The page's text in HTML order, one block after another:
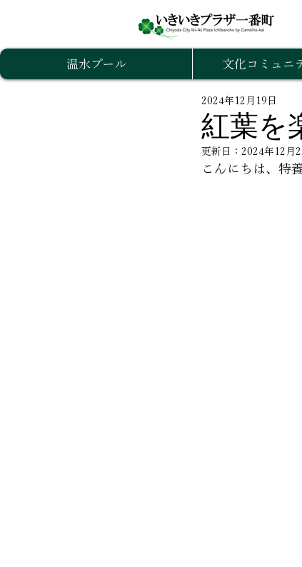
温水プール 文化コミュニ
紅葉を
2024年12月19日
更新日： 2024年12月
こんにちは、特